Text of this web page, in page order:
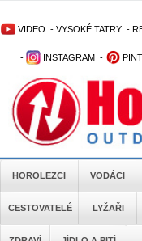
VIDEO - VYSOKÉ TATRY -
- INSTAGRAM -
HOROLEZCI VODÁCI
CESTOVATELÉ LYŽAŘI